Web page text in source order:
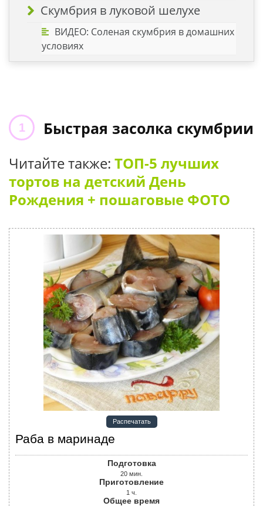
Скумбрия в луковой шелухе
ВИДЕО: Соленая скумбрия в домашних
условиях
Быстрая засолка скумбрии
Читайте также: ТОП-5 лучших
тортов на детский День
Рождения + пошаговые ФОТО
Распечатать
Раба в маринаде
Подготовка
20 мин.
Приготовление
1 ч.
Общее время